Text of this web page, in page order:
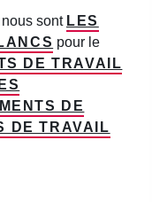
sont LES
pour le
DE TRAVAIL
DE
DE TRAVAIL